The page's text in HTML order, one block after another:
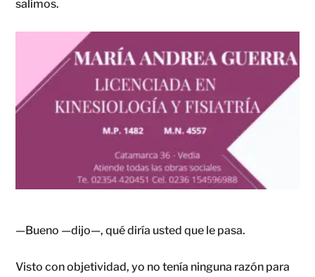
salimos.
—Bueno —dijo—, qué diría usted que le pasa.
Visto con objetividad, yo no tenía ninguna razón para